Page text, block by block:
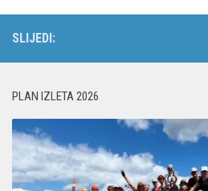
SLIJEDI:
PLAN IZLETA 2026